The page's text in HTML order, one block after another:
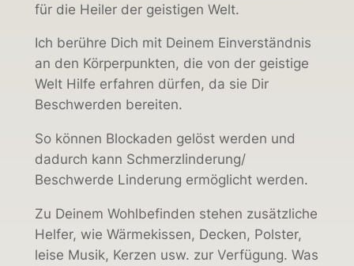
für die Heiler der geistigen Welt.
Ich berühre Dich mit Deinem Einverständnis
an den Körperpunkten, die von der geistige
Welt Hilfe erfahren dürfen, da sie Dir
Beschwerden bereiten.
So können Blockaden gelöst werden und
dadurch kann Schmerzlinderung/
Beschwerde Linderung ermöglicht werden.
Zu Deinem Wohlbefinden stehen zusätzliche
Helfer, wie Wärmekissen, Decken, Polster,
leise Musik, Kerzen usw. zur Verfügung. Was